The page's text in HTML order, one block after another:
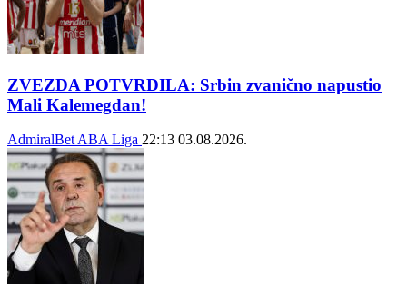
ZVEZDA POTVRDILA: Srbin zvanično napustio
Mali Kalemegdan!
AdmiralBet ABA Liga 22:13 03.08.2026.